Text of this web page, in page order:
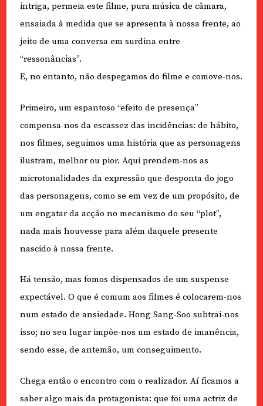
intriga, permeia este filme, pura música de câmara,
ensaiada à medida que se apresenta à nossa frente, ao
jeito de uma conversa em surdina entre
“ressonâncias”.
E, no entanto, não despegamos do filme e comove-nos.
Primeiro, um espantoso “efeito de presença”
compensa-nos da escassez das incidências: de hábito,
nos filmes, seguimos uma história que as personagens
ilustram, melhor ou pior. Aqui prendem-nos as
microtonalidades da expressão que desponta do jogo
das personagens, como se em vez de um propósito, de
um engatar da acção no mecanismo do seu “plot”,
nada mais houvesse para além daquele presente
nascido à nossa frente.
Há tensão, mas fomos dispensados de um suspense
expectável. O que é comum aos filmes é colocarem-nos
num estado de ansiedade. Hong Sang-Soo subtrai-nos
isso; no seu lugar impõe-nos um estado de imanência,
sendo esse, de antemão, um conseguimento.
Chega então o encontro com o realizador. Aí ficamos a
saber algo mais da protagonista: que foi uma actriz de